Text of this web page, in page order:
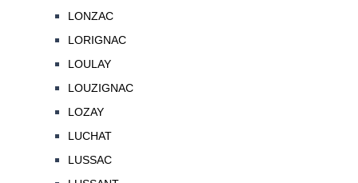
LONZAC
LORIGNAC
LOULAY
LOUZIGNAC
LOZAY
LUCHAT
LUSSAC